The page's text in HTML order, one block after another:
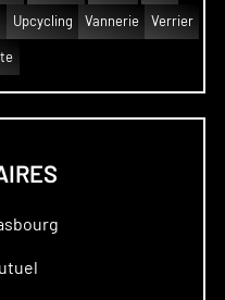
Upcycling Vannerie Verrier